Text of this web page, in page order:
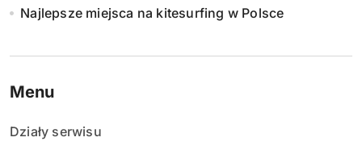
Najlepsze miejsca na kitesurfing w Polsce
Menu
Działy serwisu